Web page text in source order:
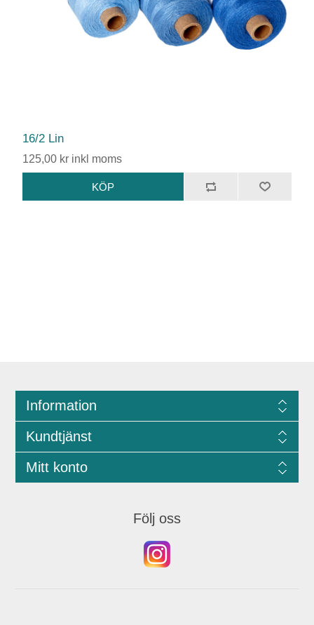
16/2 Lin
125,00 kr inkl moms
Information
Kundtjänst
Mitt konto
Följ oss